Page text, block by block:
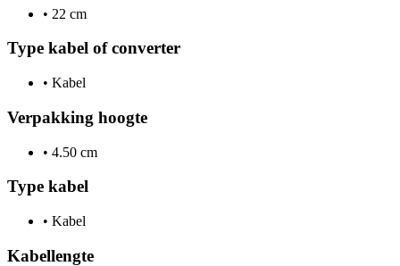
• 22 cm
Type kabel of converter
• Kabel
Verpakking hoogte
• 4.50 cm
Type kabel
• Kabel
Kabellengte